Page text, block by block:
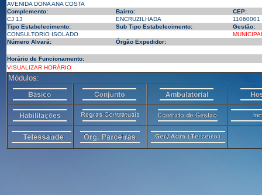
AVENIDA DONA ANA COSTA
Complemento:
Bairro:
CEP:
CJ 13
ENCRUZILHADA
11060001
Tipo Estabelecimento:
Sub Tipo Estabelecimento:
Gestão:
CONSULTORIO ISOLADO
Número Alvará:
Órgão Expedidor:
Horário de Funcionamento:
VISUALIZAR HORÁRIO
Módulos: